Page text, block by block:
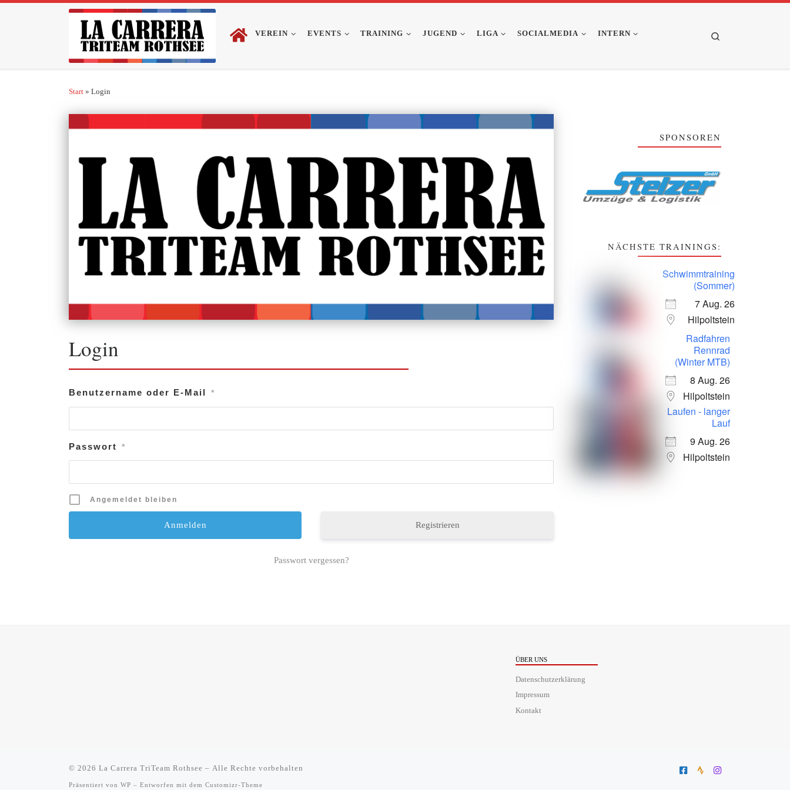
Zum Inhalt springen
VEREIN EVENTS TRAINING JUGEND LIGA SOCIALMEDIA INTERN
Start » Login
Login
Benutzername oder E-Mail *
Passwort *
Angemeldet bleiben
Registrieren
Passwort vergessen?
SPONSOREN
NÄCHSTE TRAININGS:
Schwimmtraining
(Sommer)
7 Aug. 26
Hilpoltstein
Radfahren
Rennrad
(Winter MTB)
8 Aug. 26
Hilpoltstein
Laufen - langer
Lauf
9 Aug. 26
Hilpoltstein
ÜBER UNS
Datenschutzerklärung
Impressum
Kontakt
© 2026 La Carrera TriTeam Rothsee – Alle Rechte vorbehalten
Präsentiert von WP – Entworfen mit dem Customizr-Theme